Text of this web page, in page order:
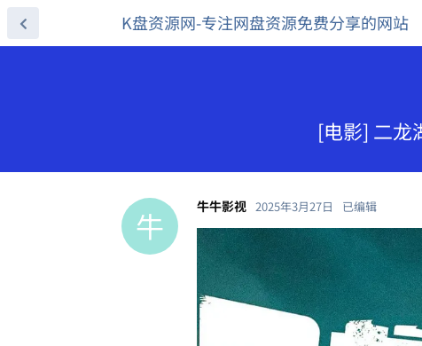
K盘资源网-专注网盘资源免费分享的网站
[电影] 二龙
牛 牛牛影视 2025年3月27日 已编辑